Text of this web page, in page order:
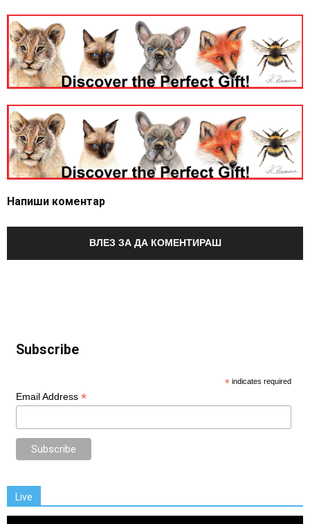
Напиши коментар
ВЛЕЗ ЗА ДА КОМЕНТИРАШ
Subscribe
* indicates required
Email Address *
Live